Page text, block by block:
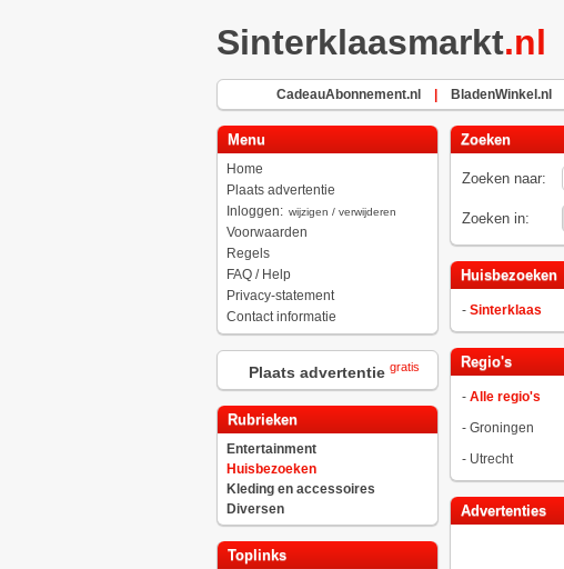
Sinterklaasmarkt.nl
CadeauAbonnement.nl BladenWinkel.nl
Menu
Home
Plaats advertentie
Inloggen: wijzigen / verwijderen
Voorwaarden
Regels
FAQ / Help
Privacy-statement
Contact informatie
Plaats advertentie gratis
Rubrieken
Entertainment
Huisbezoeken
Kleding en accessoires
Diversen
Toplinks
Zoeken
Zoeken naar:
Zoeken in:
Huisbezoeken
- Sinterklaas
Regio's
- Alle regio's
- Groningen
- Utrecht
Advertenties